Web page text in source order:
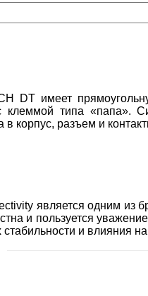
DT имеет
клеммой типа «папа».
корпус, разъем и
является одним из
и пользуется
стабильности и влияния